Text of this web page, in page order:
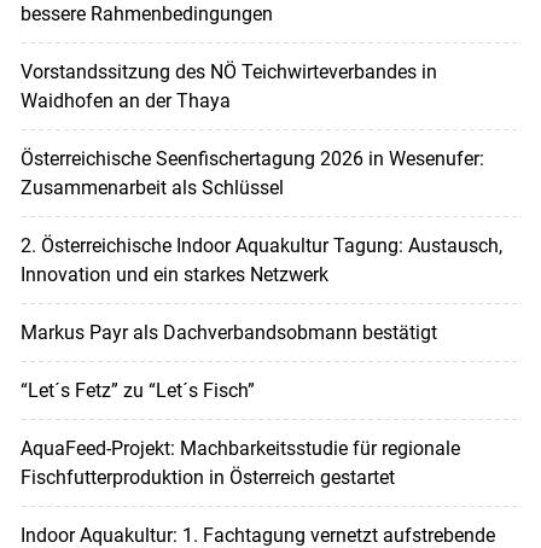
bessere Rahmenbedingungen
Vorstandssitzung des NÖ Teichwirteverbandes in
Waidhofen an der Thaya
Österreichische Seenfischertagung 2026 in Wesenufer:
Zusammenarbeit als Schlüssel
2. Österreichische Indoor Aquakultur Tagung: Austausch,
Innovation und ein starkes Netzwerk
Markus Payr als Dachverbandsobmann bestätigt
“Let´s Fetz” zu “Let´s Fisch”
AquaFeed-Projekt: Machbarkeitsstudie für regionale
Fischfutterproduktion in Österreich gestartet
Indoor Aquakultur: 1. Fachtagung vernetzt aufstrebende